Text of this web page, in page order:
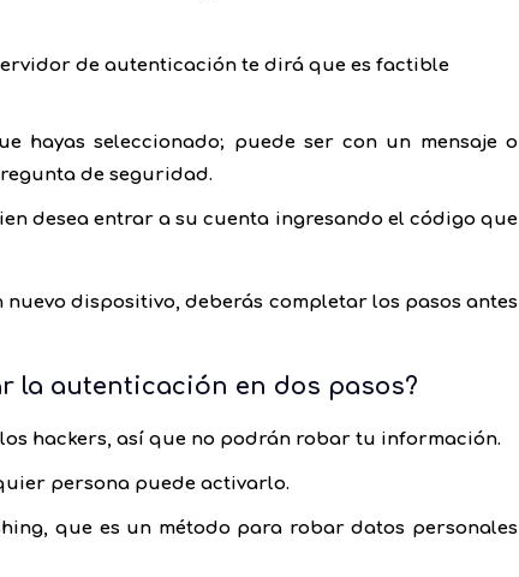
de autenticación te dirá que es factible
hayas seleccionado; puede ser con un mensaje o
de seguridad.
desea entrar a su cuenta ingresando el código que
dispositivo, deberás completar los pasos antes
la autenticación en dos pasos?
hackers, así que no podrán robar tu información.
persona puede activarlo.
que es un método para robar datos personales